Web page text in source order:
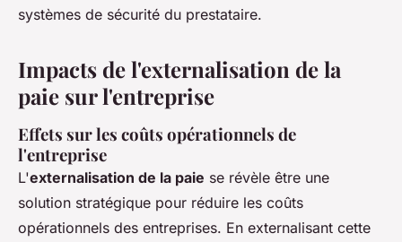
systèmes de sécurité du prestataire.
Impacts de l'externalisation de la
paie sur l'entreprise
Effets sur les coûts opérationnels de
l'entreprise
L'externalisation de la paie se révèle être une
solution stratégique pour réduire les coûts
opérationnels des entreprises. En externalisant cette